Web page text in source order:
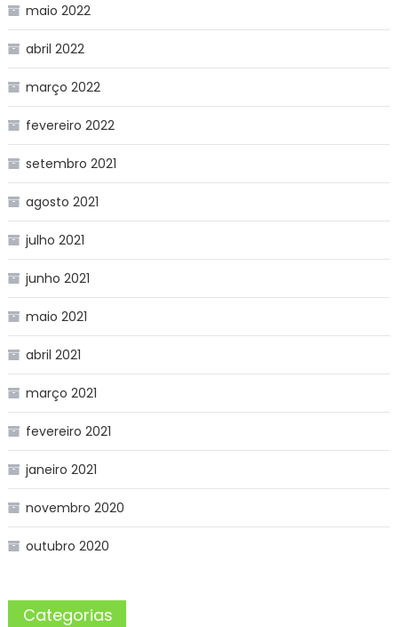
maio 2022
abril 2022
março 2022
fevereiro 2022
setembro 2021
agosto 2021
julho 2021
junho 2021
maio 2021
abril 2021
março 2021
fevereiro 2021
janeiro 2021
novembro 2020
outubro 2020
Categorias